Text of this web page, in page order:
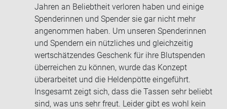
Jahren an Beliebtheit verloren haben und einige
Spenderinnen und Spender sie gar nicht mehr
angenommen haben. Um unseren Spenderinnen
und Spendern ein nützliches und gleichzeitig
wertschätzendes Geschenk für ihre Blutspenden
überreichen zu können, wurde das Konzept
überarbeitet und die Heldenpötte eingeführt.
Insgesamt zeigt sich, dass die Tassen sehr beliebt
sind, was uns sehr freut. Leider gibt es wohl kein